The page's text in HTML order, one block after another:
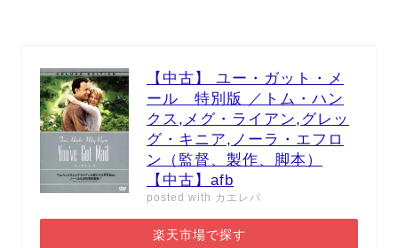
【中古】 ユー・ガット・メ
ール 特別版 ／トム・ハン
クス,メグ・ライアン,グレッ
グ・キニア,ノーラ・エフロ
ン（監督、製作、脚本）
【中古】afb
posted with カエレバ
楽天市場で探す